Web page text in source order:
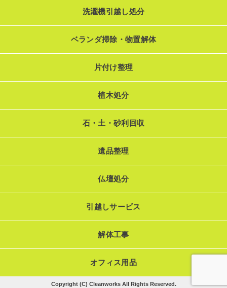
洗濯機引越し処分
ベランダ掃除・物置解体
片付け整理
植木処分
石・土・砂利回収
遺品整理
仏壇処分
引越しサービス
解体工事
オフィス用品
Copyright (C) Cleanworks All Rights Reserved.